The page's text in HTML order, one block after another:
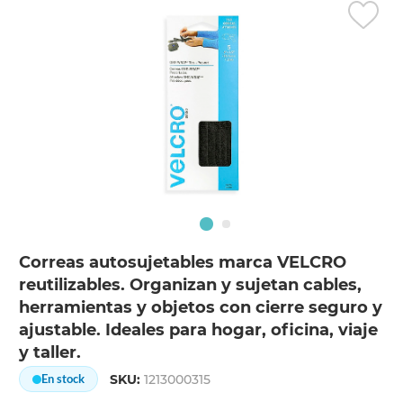
Correas autosujetables marca VELCRO
reutilizables. Organizan y sujetan cables,
herramientas y objetos con cierre seguro y
ajustable. Ideales para hogar, oficina, viaje
y taller.
En stock SKU:1213000315